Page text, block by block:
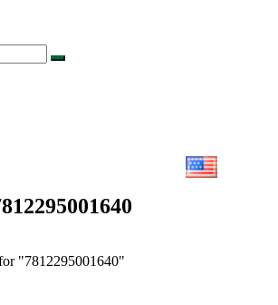
"7812295001640"